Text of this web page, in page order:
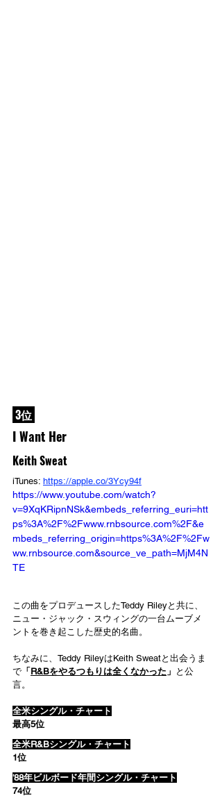
3位
I Want Her
Keith Sweat
iTunes: https://apple.co/3Ycy94f
https://www.youtube.com/watch?
v=9XqKRipnNSk&embeds_referring_euri=htt
ps%3A%2F%2Fwww.rnbsource.com%2F&e
mbeds_referring_origin=https%3A%2F%2Fw
ww.rnbsource.com&source_ve_path=MjM4N
TE
この曲をプロデュースしたTeddy Rileyと共に、
ニュー・ジャック・スウィングの一台ムーブメ
ントを巻き起こした歴史的名曲。
ちなみに、Teddy RileyはKeith Sweatと出会うま
で 「 R&Bをやるつもりは全くなかった 」 と公
言。
全米シングル・チャート
最高5位
全米R&Bシングル・チャート
1位
'88年ビルボード年間シングル・チャート
74位